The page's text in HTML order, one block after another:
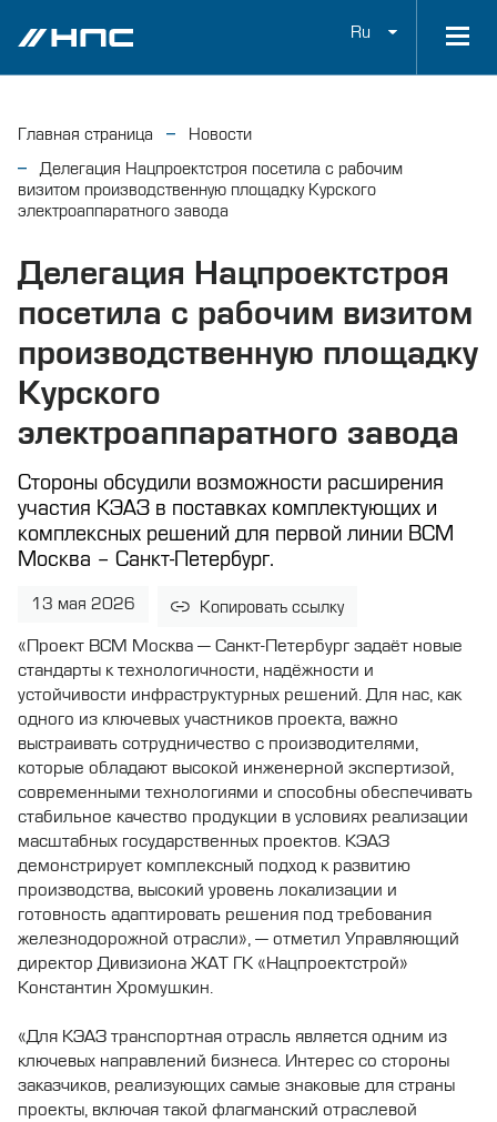
Ru
Главная страница
Новости
Делегация Нацпроектстроя посетила с рабочим
визитом производственную площадку Курского
электроаппаратного завода
Делегация Нацпроектстроя
посетила с рабочим визитом
производственную площадку
Курского
электроаппаратного завода
Стороны обсудили возможности расширения
участия КЭАЗ в поставках комплектующих и
комплексных решений для первой линии ВСМ
Москва – Санкт-Петербург.
13 мая 2026 Копировать ссылку
«Проект ВСМ Москва — Санкт-Петербург задаёт новые
стандарты к технологичности, надёжности и
устойчивости инфраструктурных решений. Для нас, как
одного из ключевых участников проекта, важно
выстраивать сотрудничество с производителями,
которые обладают высокой инженерной экспертизой,
современными технологиями и способны обеспечивать
стабильное качество продукции в условиях реализации
масштабных государственных проектов. КЭАЗ
демонстрирует комплексный подход к развитию
производства, высокий уровень локализации и
готовность адаптировать решения под требования
железнодорожной отрасли», — отметил Управляющий
директор Дивизиона ЖАТ ГК «Нацпроектстрой»
Константин Хромушкин.
«Для КЭАЗ транспортная отрасль является одним из
ключевых направлений бизнеса. Интерес со стороны
заказчиков, реализующих самые знаковые для страны
проекты, включая такой флагманский отраслевой